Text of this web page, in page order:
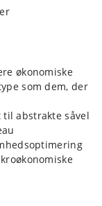
økonomiske
som dem, der
abstrakte såvel